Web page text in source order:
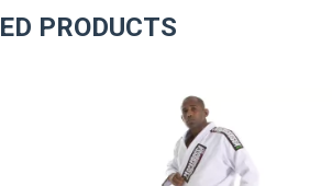
PRODUCTS